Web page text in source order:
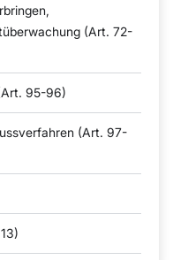
(Art. 72-
95-96)
(Art. 97-